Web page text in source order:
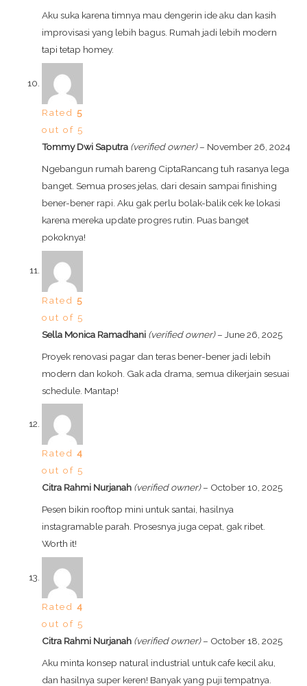
Aku suka karena timnya mau dengerin ide aku dan kasih
improvisasi yang lebih bagus. Rumah jadi lebih modern
tapi tetap homey.
Rated5
out of 5
Tommy Dwi Saputra (verified owner) – November 26, 2024
Ngebangun rumah bareng CiptaRancang tuh rasanya lega
banget. Semua proses jelas, dari desain sampai finishing
bener-bener rapi. Aku gak perlu bolak-balik cek ke lokasi
karena mereka update progres rutin. Puas banget
pokoknya!
Rated5
out of 5
Sella Monica Ramadhani (verified owner) – June 26, 2025
Proyek renovasi pagar dan teras bener-bener jadi lebih
modern dan kokoh. Gak ada drama, semua dikerjain sesuai
schedule. Mantap!
Rated4
out of 5
Citra Rahmi Nurjanah (verified owner) – October 10, 2025
Pesen bikin rooftop mini untuk santai, hasilnya
instagramable parah. Prosesnya juga cepat, gak ribet.
Worth it!
Rated4
out of 5
Citra Rahmi Nurjanah (verified owner) – October 18, 2025
Aku minta konsep natural industrial untuk cafe kecil aku,
dan hasilnya super keren! Banyak yang puji tempatnya.